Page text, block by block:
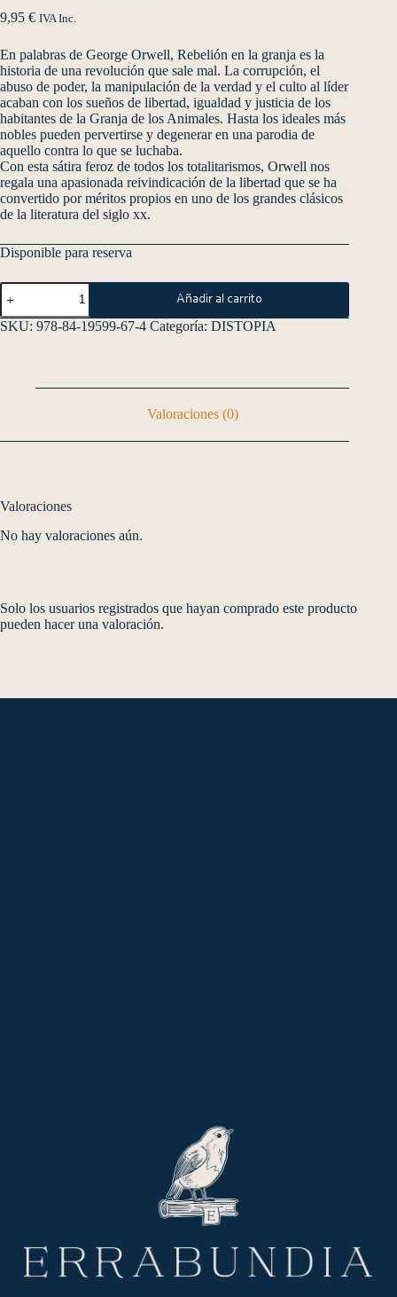
9,95 € IVA Inc.
En palabras de George Orwell, Rebelión en la granja es la
historia de una revolución que sale mal. La corrupción, el
abuso de poder, la manipulación de la verdad y el culto al líder
acaban con los sueños de libertad, igualdad y justicia de los
habitantes de la Granja de los Animales. Hasta los ideales más
nobles pueden pervertirse y degenerar en una parodia de
aquello contra lo que se luchaba.
Con esta sátira feroz de todos los totalitarismos, Orwell nos
regala una apasionada reivindicación de la libertad que se ha
convertido por méritos propios en uno de los grandes clásicos
de la literatura del siglo xx.
Disponible para reserva
Añadir al carrito
SKU: 978-84-19599-67-4 Categoría: DISTOPIA
Valoraciones (0)
Valoraciones
No hay valoraciones aún.
Solo los usuarios registrados que hayan comprado este producto
pueden hacer una valoración.